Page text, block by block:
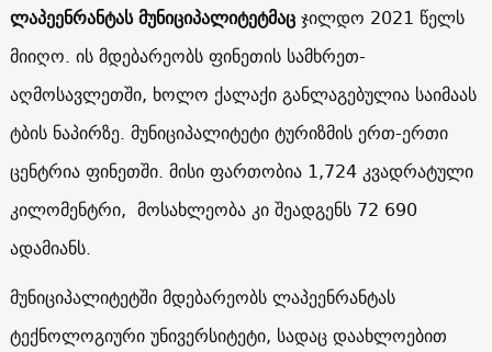
ლაპეენრანტას მუნიციპალიტეტმაცჯილდო 2021 წელს
მიიღო. ის მდებარეობს ფინეთის სამხრეთ-
აღმოსავლეთში, ხოლო ქალაქი განლაგებულია საიმაას
ტბის ნაპირზე. მუნიციპალიტეტი ტურიზმის ერთ-ერთი
ცენტრია ფინეთში. მისი ფართობია 1,724 კვადრატული
კილომენტრი, მოსახლეობა კი შეადგენს 72 690
ადამიანს.
მუნიციპალიტეტში მდებარეობს ლაპეენრანტას
ტექნოლოგიური უნივერსიტეტი, სადაც დაახლოებით